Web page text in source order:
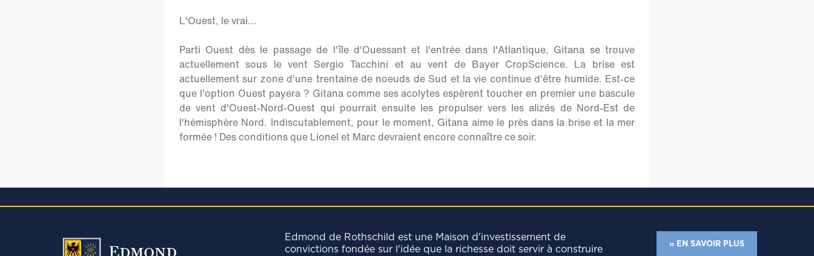
L'Ouest, le vrai...
Parti Ouest dès le passage de l'île d'Ouessant et l'entrée dans l'Atlantique, Gitana se trouve
actuellement sous le vent Sergio Tacchini et au vent de Bayer CropScience. La brise est
actuellement sur zone d'une trentaine de noeuds de Sud et la vie continue d'être humide. Est-ce
que l'option Ouest payera ? Gitana comme ses acolytes espèrent toucher en premier une bascule
de vent d'Ouest-Nord-Ouest qui pourrait ensuite les propulser vers les alizés de Nord-Est de
l'hémisphère Nord. Indiscutablement, pour le moment, Gitana aime le près dans la brise et la mer
formée ! Des conditions que Lionel et Marc devraient encore connaître ce soir.
Edmond de Rothschild est une Maison d'investissement de
convictions fondée sur l'idée que la richesse doit servir à construire
» EN SAVOIR PLUS